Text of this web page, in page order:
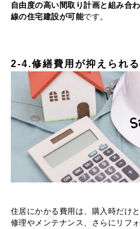
自由度の高い間取り計画と組み合
線の住宅建設が可能です。
2-4.修繕費用が抑えられる
住居にかかる費用は、購入時だけ
修理やメンテナンス、さらにリフ